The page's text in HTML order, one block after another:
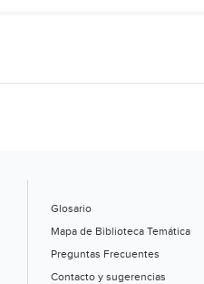
Glosario
Mapa de Biblioteca Temática
Preguntas Frecuentes
Contacto y sugerencias